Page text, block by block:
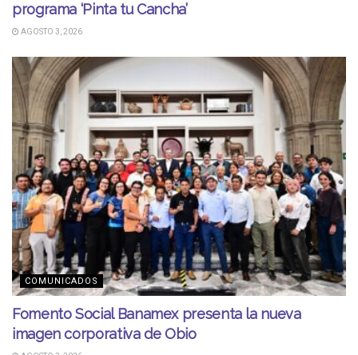
programa ‘Pinta tu Cancha’
AGOSTO 3, 2026
COMUNICADOS
Fomento Social Banamex presenta la nueva
imagen corporativa de Obio